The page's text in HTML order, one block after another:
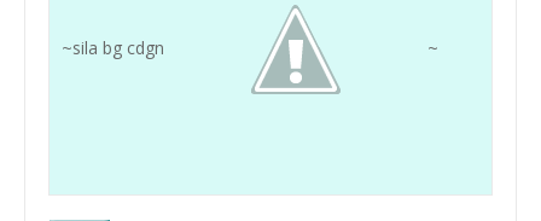
~sila bg cdgn ~